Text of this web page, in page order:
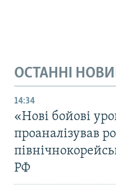
ОСТАННІ
14:34
«Нові бойові
проаналізував
РФ